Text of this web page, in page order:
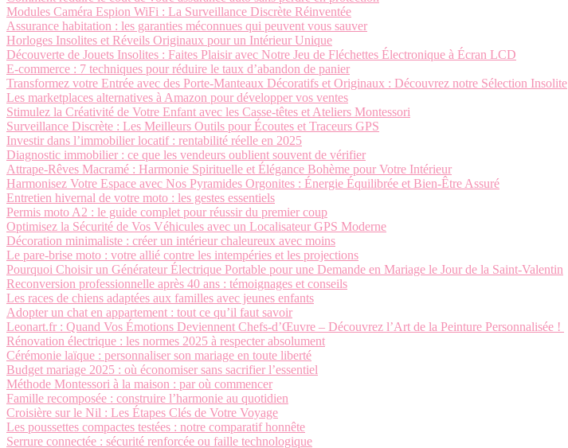
Modules Caméra Espion WiFi : La Surveillance Discrète Réinventée
Assurance habitation : les garanties méconnues qui peuvent vous sauver
Horloges Insolites et Réveils Originaux pour un Intérieur Unique
Découverte de Jouets Insolites : Faites Plaisir avec Notre Jeu de Fléchettes Électronique à Écran LCD
E-commerce : 7 techniques pour réduire le taux d’abandon de panier
Transformez votre Entrée avec des Porte-Manteaux Décoratifs et Originaux : Découvrez notre Sélection Insolite
Les marketplaces alternatives à Amazon pour développer vos ventes
Stimulez la Créativité de Votre Enfant avec les Casse-têtes et Ateliers Montessori
Surveillance Discrète : Les Meilleurs Outils pour Écoutes et Traceurs GPS
Investir dans l’immobilier locatif : rentabilité réelle en 2025
Diagnostic immobilier : ce que les vendeurs oublient souvent de vérifier
Attrape-Rêves Macramé : Harmonie Spirituelle et Élégance Bohème pour Votre Intérieur
Harmonisez Votre Espace avec Nos Pyramides Orgonites : Énergie Équilibrée et Bien-Être Assuré
Entretien hivernal de votre moto : les gestes essentiels
Permis moto A2 : le guide complet pour réussir du premier coup
Optimisez la Sécurité de Vos Véhicules avec un Localisateur GPS Moderne
Décoration minimaliste : créer un intérieur chaleureux avec moins
Le pare-brise moto : votre allié contre les intempéries et les projections
Pourquoi Choisir un Générateur Électrique Portable pour une Demande en Mariage le Jour de la Saint-Valentin
Reconversion professionnelle après 40 ans : témoignages et conseils
Les races de chiens adaptées aux familles avec jeunes enfants
Adopter un chat en appartement : tout ce qu’il faut savoir
Leonart.fr : Quand Vos Émotions Deviennent Chefs-d’Œuvre – Découvrez l’Art de la Peinture Personnalisée !
Rénovation électrique : les normes 2025 à respecter absolument
Cérémonie laïque : personnaliser son mariage en toute liberté
Budget mariage 2025 : où économiser sans sacrifier l’essentiel
Méthode Montessori à la maison : par où commencer
Famille recomposée : construire l’harmonie au quotidien
Croisière sur le Nil : Les Étapes Clés de Votre Voyage
Les poussettes compactes testées : notre comparatif honnête
Serrure connectée : sécurité renforcée ou faille technologique